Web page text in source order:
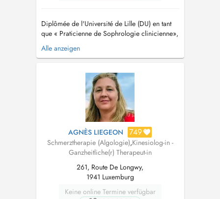
Diplômée de l'Université de Lille (DU) en tant
que « Praticienne de Sophrologie clinicienne»,
je vous propose un accompagnement psycho-
corporel non-tactile basé sur la confiance et la
démarche thérapeutique. Je consulte en séance
individuelle ou...
Alle anzeigen
AGNÈS LIEGEON 749
Schmerztherapie (Algologie),Kinesiolog-in -
Ganzheitliche(r) Therapeut-in
261, Route De Longwy,
1941 Luxemburg
Keine online Termine verfügbar